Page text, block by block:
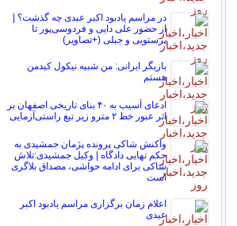
در مراسم یادبود اکبر عبدی چه گذشت؟ |
از حضور علی دایی و فردوسی‌پور تا
پرستویی و جبلی (+تصاویر)
بازیگر ایرانی: من شبیه نیکول کیدمن
هستم
ادعای آسیب به ۴۰ بنای تاریخی اصفهان بر
اثر عبور خط ۲ مترو زیر تیغ راستی‌آزمایی
واکنش شاکی پرونده پژمان جمشیدی به
حکم نهایی دادگاه | وکیل جمشیدی:تلاش
شاکی برای ادامه حواشی، مصداق بلاگری
است
اعلام زمان برگزاری مراسم یادبود اکبر
عبدی